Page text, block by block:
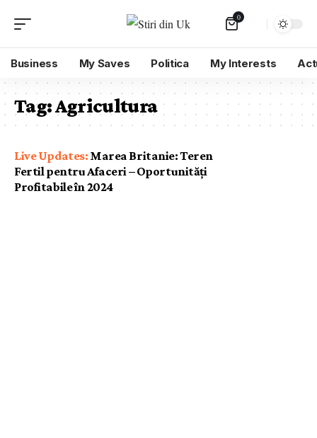
0
Business My Saves Politica My Interests
Tag:Agricultura
Marea Britanie: Teren
Fertil pentru Afaceri – Oportunități
Profitabile în 2024